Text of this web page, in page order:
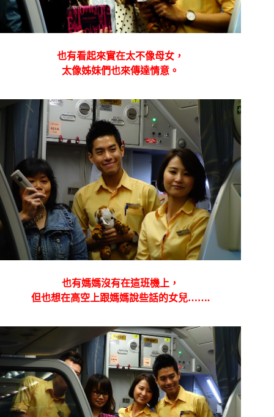
也有看起來實在太不像母女，
太像姊妹們也來傳達情意。
也有媽媽沒有在這班機上，
但也想在高空上跟媽媽說些話的女兒…….